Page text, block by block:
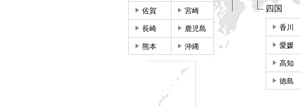
四国
香川
愛媛
高知
徳島
佐賀 宮崎
長崎 鹿児島
熊本 沖縄